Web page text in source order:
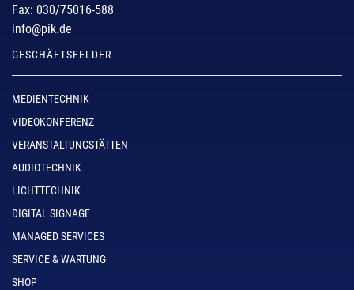
Fax: 030/75016-588
info@pik.de
GESCHÄFTSFELDER
MEDIENTECHNIK
VIDEOKONFERENZ
VERANSTALTUNGSTÄTTEN
AUDIOTECHNIK
LICHTTECHNIK
DIGITAL SIGNAGE
MANAGED SERVICES
SERVICE & WARTUNG
SHOP